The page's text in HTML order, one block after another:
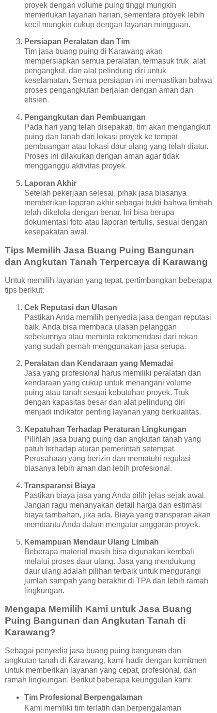
proyek dengan volume puing tinggi mungkin
memerlukan layanan harian, sementara proyek lebih
kecil mungkin cukup dengan layanan mingguan.
Persiapan Peralatan dan Tim
Tim jasa buang puing di Karawang akan
mempersiapkan semua peralatan, termasuk truk, alat
pengangkut, dan alat pelindung diri untuk
keselamatan. Semua persiapan ini memastikan bahwa
proses pengangkutan berjalan dengan aman dan
efisien.
Pengangkutan dan Pembuangan
Pada hari yang telah disepakati, tim akan mengangkut
puing dan tanah dari lokasi proyek ke tempat
pembuangan atau lokasi daur ulang yang telah diatur.
Proses ini dilakukan dengan aman agar tidak
mengganggu aktivitas proyek.
Laporan Akhir
Setelah pekerjaan selesai, pihak jasa biasanya
memberikan laporan akhir sebagai bukti bahwa limbah
telah dikelola dengan benar. Ini bisa berupa
dokumentasi foto atau laporan tertulis, sesuai dengan
kesepakatan awal.
Tips Memilih Jasa Buang Puing Bangunan
dan Angkutan Tanah Terpercaya di Karawang
Untuk memilih layanan yang tepat, pertimbangkan beberapa
tips berikut:
Cek Reputasi dan Ulasan
Pastikan Anda memilih penyedia jasa dengan reputasi
baik. Anda bisa membaca ulasan pelanggan
sebelumnya atau meminta rekomendasi dari rekan
yang sudah pernah menggunakan jasa serupa.
Peralatan dan Kendaraan yang Memadai
Jasa yang profesional harus memiliki peralatan dan
kendaraan yang cukup untuk menangani volume
puing atau tanah sesuai kebutuhan proyek. Truk
dengan kapasitas besar dan alat pelindung diri
menjadi indikator penting layanan yang berkualitas.
Kepatuhan Terhadap Peraturan Lingkungan
Pilihlah jasa buang puing dan angkutan tanah yang
patuh terhadap aturan pemerintah setempat.
Perusahaan yang berizin dan mematuhi regulasi
biasanya lebih aman dan lebih profesional.
Transparansi Biaya
Pastikan biaya jasa yang Anda pilih jelas sejak awal.
Jangan ragu menanyakan detail harga dan estimasi
biaya tambahan, jika ada. Biaya yang transparan akan
membantu Anda dalam mengatur anggaran proyek.
Kemampuan Mendaur Ulang Limbah
Beberapa material masih bisa digunakan kembali
melalui proses daur ulang. Jasa yang mendukung
daur ulang adalah pilihan terbaik untuk mengurangi
jumlah sampah yang berakhir di TPA dan lebih ramah
lingkungan.
Mengapa Memilih Kami untuk Jasa Buang
Puing Bangunan dan Angkutan Tanah di
Karawang?
Sebagai penyedia jasa buang puing bangunan dan
angkutan tanah di Karawang, kami hadir dengan komitmen
untuk memberikan layanan yang cepat, profesional, dan
ramah lingkungan. Berikut beberapa keunggulan kami:
Tim Profesional Berpengalaman
Kami memiliki tim terlatih dan berpengalaman